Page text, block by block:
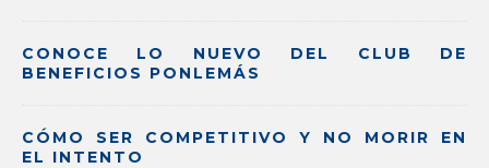
CONOCE LO NUEVO DEL CLUB DE
BENEFICIOS PONLEMÁS
CÓMO SER COMPETITIVO Y NO MORIR EN
EL INTENTO